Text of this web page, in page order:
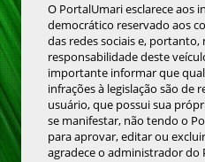
O PortalUmari esclarece aos
democrático reservado aos
das redes sociais e, portanto,
responsabilidade deste
importante informar que
infrações à legislação são de
usuário, que possui sua
se manifestar, não tendo o
para aprovar, editar ou
agradece o administrador do